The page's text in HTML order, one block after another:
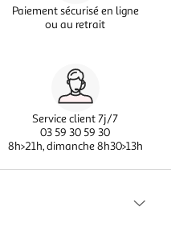
Paiement sécurisé en ligne
ou au retrait
Service client 7j/7
03 59 30 59 30
8h>21h, dimanche 8h30>13h